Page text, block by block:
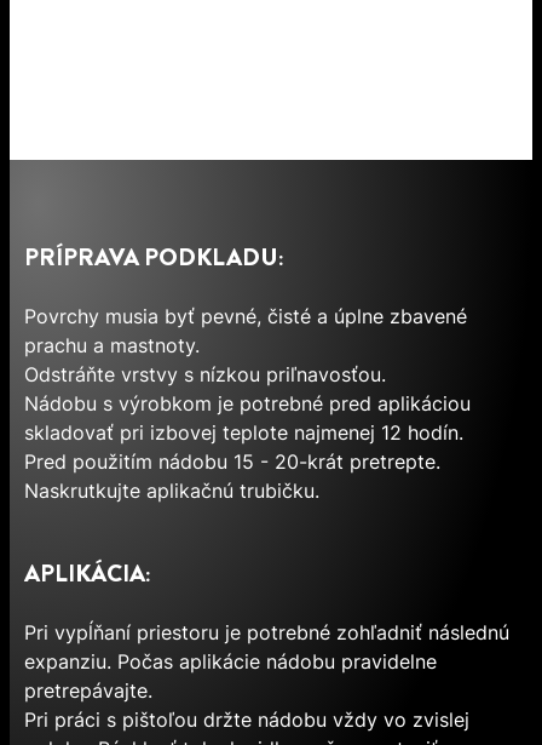
PRÍPRAVA PODKLADU:
Povrchy musia byť pevné, čisté a úplne zbavené
prachu a mastnoty.
Odstráňte vrstvy s nízkou priľnavosťou.
Nádobu s výrobkom je potrebné pred aplikáciou
skladovať pri izbovej teplote najmenej 12 hodín.
Pred použitím nádobu 15 - 20-krát pretrepte.
Naskrutkujte aplikačnú trubičku.
APLIKÁCIA:
Pri vypĺňaní priestoru je potrebné zohľadniť následnú
expanziu. Počas aplikácie nádobu pravidelne
pretrepávajte.
Pri práci s pištoľou držte nádobu vždy vo zvislej